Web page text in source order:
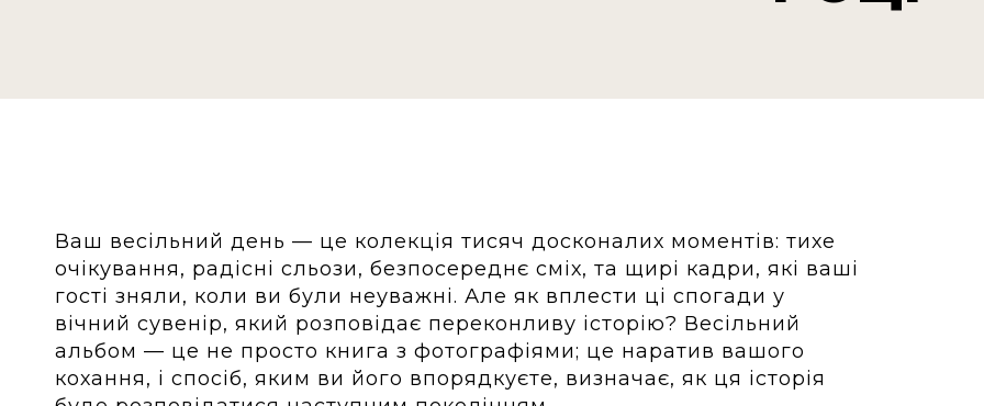
Ваш весільний день — це колекція тисяч досконалих моментів: тихе
очікування, радісні сльози, безпосереднє сміх, та щирі кадри, які ваші
гості зняли, коли ви були неуважні. Але як вплести ці спогади у
вічний сувенір, який розповідає переконливу історію? Весільний
альбом — це не просто книга з фотографіями; це наратив вашого
кохання, і спосіб, яким ви його впорядкуєте, визначає, як ця історія